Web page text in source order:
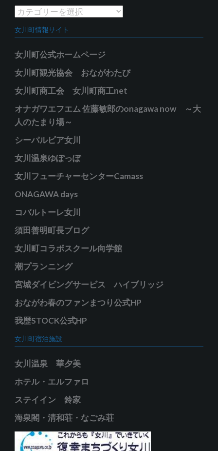
イ
ブ
カ
ゴ
リ
女川町情報サイト
女川町公式ホームページ
女川町観光協会 おながわたび
女川町商工会 女川町商工net
オナガワエフエム 佐藤敏郎のonagawa now ～大
人のたまり場～
シーパルピア女川
女川温泉ゆぽっぽ
女川フューチャーセンターCamass
ONAGAWA days
コバルトーレ女川
須田善明町長ブログ
女川町コラボスクール向学館
潮プランニング
宮城ダイビングサービス ハイブリッジ
おながわ春のファンまつり公式HP
我歴STOCK公式HP
女川町宿泊施設
女川温泉 華夕美
ホテル・エルファロ
ステイイン 鈴家
海泉閣・清和荘・なごみ荘